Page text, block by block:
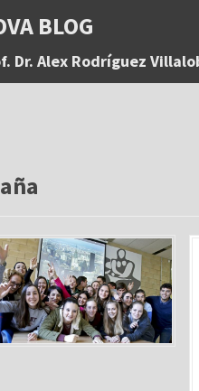
BLOG
Dr. Alex Rodríguez